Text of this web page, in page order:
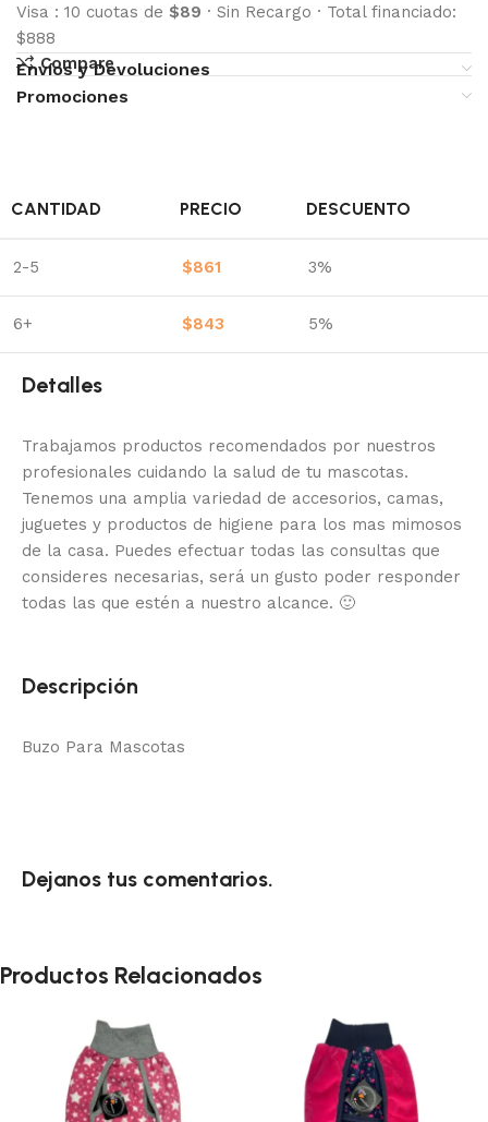
Visa : 10 cuotas de $89 · Sin Recargo · Total financiado:
$888
Compare
Envíos y Devoluciones
Promociones
CANTIDAD PRECIO DESCUENTO
2-5 $861 3%
6+ $843 5%
Detalles
Trabajamos productos recomendados por nuestros
profesionales cuidando la salud de tu mascotas.
Tenemos una amplia variedad de accesorios, camas,
juguetes y productos de higiene para los mas mimosos
de la casa. Puedes efectuar todas las consultas que
consideres necesarias, será un gusto poder responder
todas las que estén a nuestro alcance. 🙂
Descripción
Buzo Para Mascotas
Dejanos tus comentarios.
Productos Relacionados